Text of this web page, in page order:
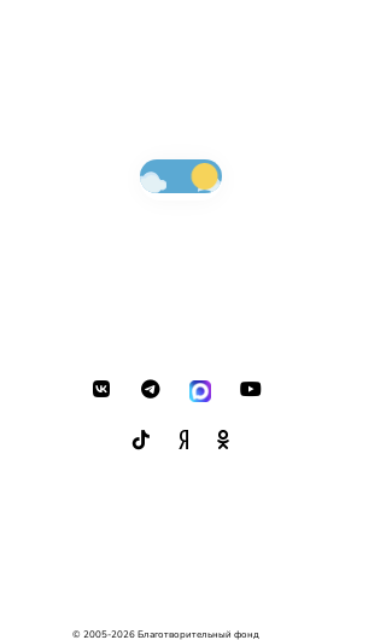
© 2005-2026 Благотворительный фонд